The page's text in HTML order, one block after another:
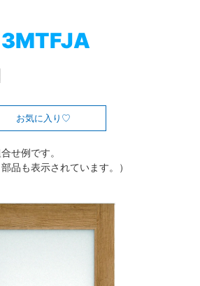
お気に入り
せ例です。
品も表示されています。）